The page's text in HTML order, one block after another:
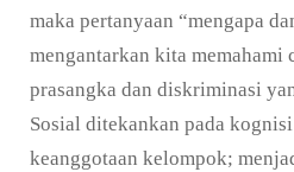
maka pertanyaan “mengapa
mengantarkan kita memahami
prasangka dan diskriminasi
Sosial ditekankan pada
keanggotaan kelompok;